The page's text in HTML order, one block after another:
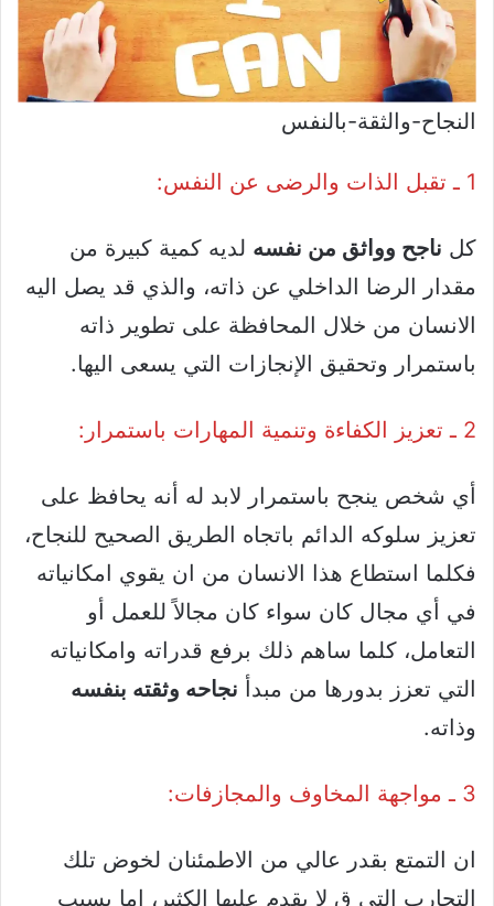
النجاح-والثقة-بالنفس
1 ـ تقبل الذات والرضى عن النفس:
كل ناجح وواثق من نفسه لديه كمية كبيرة من
مقدار الرضا الداخلي عن ذاته، والذي قد يصل اليه
الانسان من خلال المحافظة على تطوير ذاته
باستمرار وتحقيق الإنجازات التي يسعى اليها.
2 ـ تعزيز الكفاءة وتنمية المهارات باستمرار:
أي شخص ينجح باستمرار لابد له أنه يحافظ على
تعزيز سلوكه الدائم باتجاه الطريق الصحيح للنجاح،
فكلما استطاع هذا الانسان من ان يقوي امكانياته
في أي مجال كان سواء كان مجالاً للعمل أو
التعامل، كلما ساهم ذلك برفع قدراته وامكانياته
التي تعزز بدورها من مبدأ نجاحه وثقته بنفسه
وذاته.
3 ـ مواجهة المخاوف والمجازفات:
ان التمتع بقدر عالي من الاطمئنان لخوض تلك
التجارب التي ق لا يقدم عليها الكثير، إما بسبب